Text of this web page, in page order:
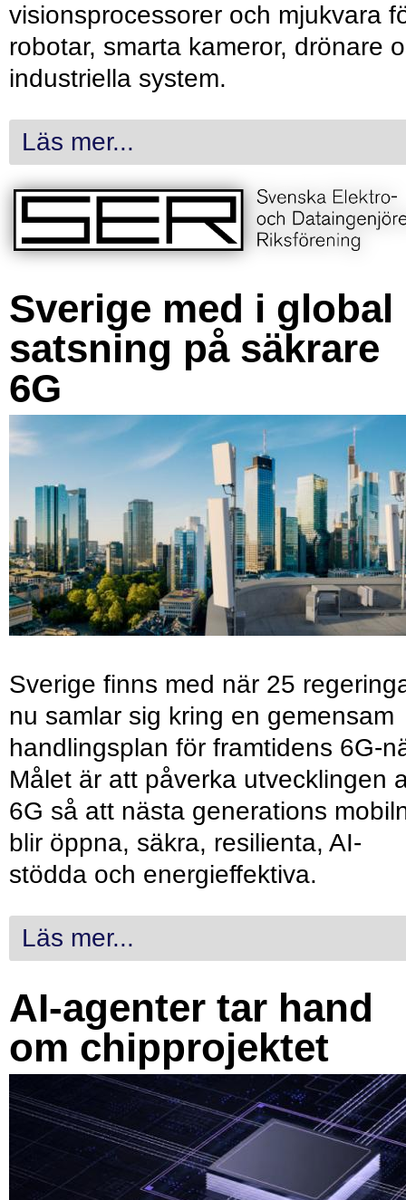
visionsprocessorer och mjukvara
robotar, smarta kameror, drönare
industriella system.
Läs mer...
Sverige med i global
satsning på säkrare
6G
Sverige finns med när 25
nu samlar sig kring en gemensam
handlingsplan för framtidens 6G-
Målet är att påverka utvecklingen
6G så att nästa generations
blir öppna, säkra, resilienta, AI-
stödda och energieffektiva.
Läs mer...
AI-agenter tar hand
om chipprojektet